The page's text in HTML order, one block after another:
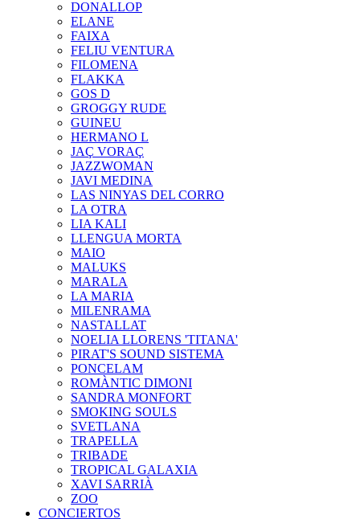
DONALLOP
ELANE
FAIXA
FELIU VENTURA
FILOMENA
FLAKKA
GOS D
GROGGY RUDE
GUINEU
HERMANO L
JAÇ VORAÇ
JAZZWOMAN
JAVI MEDINA
LAS NINYAS DEL CORRO
LA OTRA
LIA KALI
LLENGUA MORTA
MAIO
MALUKS
MARALA
LA MARIA
MILENRAMA
NASTALLAT
NOELIA LLORENS 'TITANA'
PIRAT'S SOUND SISTEMA
PONCELAM
ROMÀNTIC DIMONI
SANDRA MONFORT
SMOKING SOULS
SVETLANA
TRAPELLA
TRIBADE
TROPICAL GALAXIA
XAVI SARRIÀ
ZOO
CONCIERTOS